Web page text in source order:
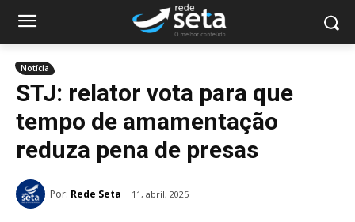
Notícia
STJ: relator vota para que
tempo de amamentação
reduza pena de presas
Por: Rede Seta 11, abril, 2025